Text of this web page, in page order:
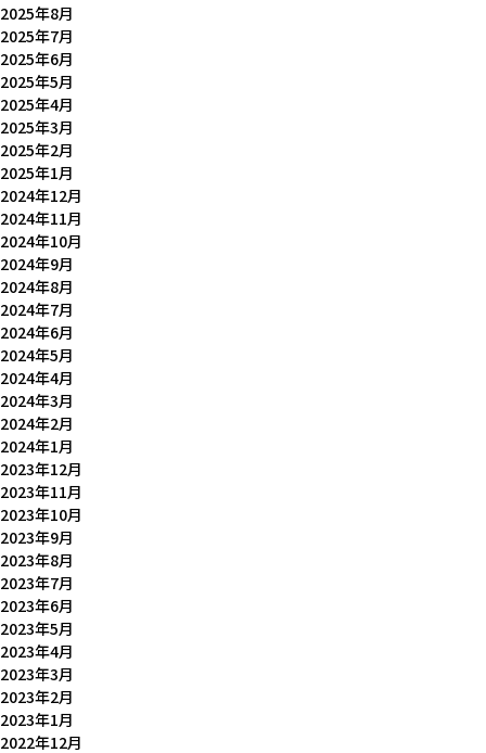
2025年8月
2025年7月
2025年6月
2025年5月
2025年4月
2025年3月
2025年2月
2025年1月
2024年12月
2024年11月
2024年10月
2024年9月
2024年8月
2024年7月
2024年6月
2024年5月
2024年4月
2024年3月
2024年2月
2024年1月
2023年12月
2023年11月
2023年10月
2023年9月
2023年8月
2023年7月
2023年6月
2023年5月
2023年4月
2023年3月
2023年2月
2023年1月
2022年12月